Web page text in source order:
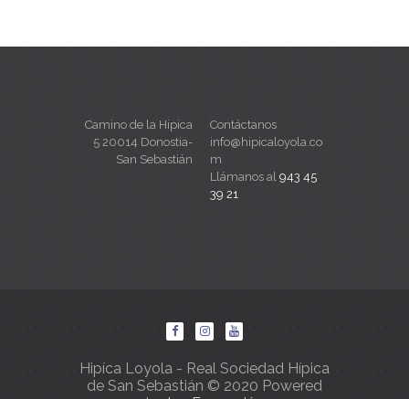
Camino de la Hipica
5 20014 Donostia-
San Sebastián
Contáctanos
info@hipicaloyola.co
m
Llámanos al 943 45
39 21
Hipíca Loyola - Real Sociedad Hípica
de San Sebastián © 2020 Powered